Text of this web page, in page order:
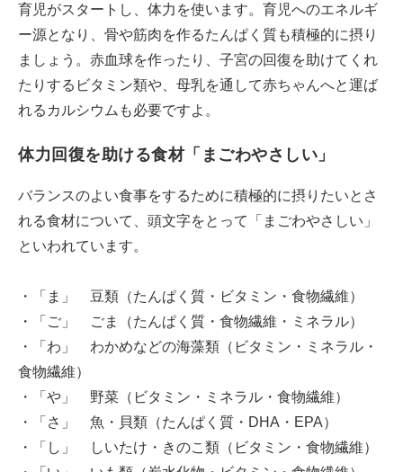
育児がスタートし、体力を使います。育児へのエネルギ
ー源となり、骨や筋肉を作るたんぱく質も積極的に摂り
ましょう。赤血球を作ったり、子宮の回復を助けてくれ
たりするビタミン類や、母乳を通して赤ちゃんへと運ば
れるカルシウムも必要ですよ。
体力回復を助ける食材「まごわやさしい」
バランスのよい食事をするために積極的に摂りたいとさ
れる食材について、頭文字をとって「まごわやさしい」
といわれています。
・「ま」 豆類（たんぱく質・ビタミン・食物繊維）
・「ご」 ごま（たんぱく質・食物繊維・ミネラル）
・「わ」 わかめなどの海藻類（ビタミン・ミネラル・
食物繊維）
・「や」 野菜（ビタミン・ミネラル・食物繊維）
・「さ」 魚・貝類（たんぱく質・DHA・EPA）
・「し」 しいたけ・きのこ類（ビタミン・食物繊維）